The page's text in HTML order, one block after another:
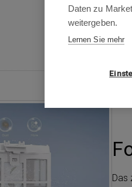
Das
Daten zu
weitergeben.
Lernen Sie mehr